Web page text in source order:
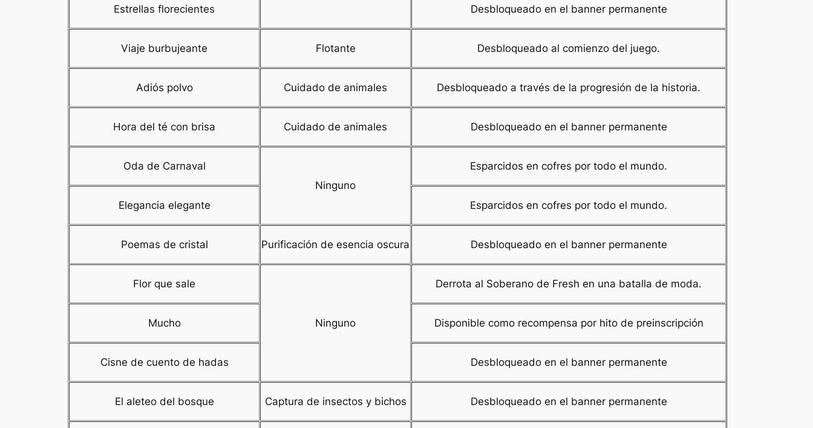
Estrellas florecientes Desbloqueado en el banner permanente
Viaje burbujeante Flotante Desbloqueado al comienzo del juego.
Adiós polvo Cuidado de animales Desbloqueado a través de la progresión de la historia.
Hora del té con brisa Cuidado de animales Desbloqueado en el banner permanente
Oda de Carnaval
Ninguno
Esparcidos en cofres por todo el mundo.
Elegancia elegante Esparcidos en cofres por todo el mundo.
Poemas de cristal Purificación de esencia oscura Desbloqueado en el banner permanente
Flor que sale
Ninguno
Derrota al Soberano de Fresh en una batalla de moda.
Mucho Disponible como recompensa por hito de preinscripción
Cisne de cuento de hadas Desbloqueado en el banner permanente
El aleteo del bosque Captura de insectos y bichos Desbloqueado en el banner permanente